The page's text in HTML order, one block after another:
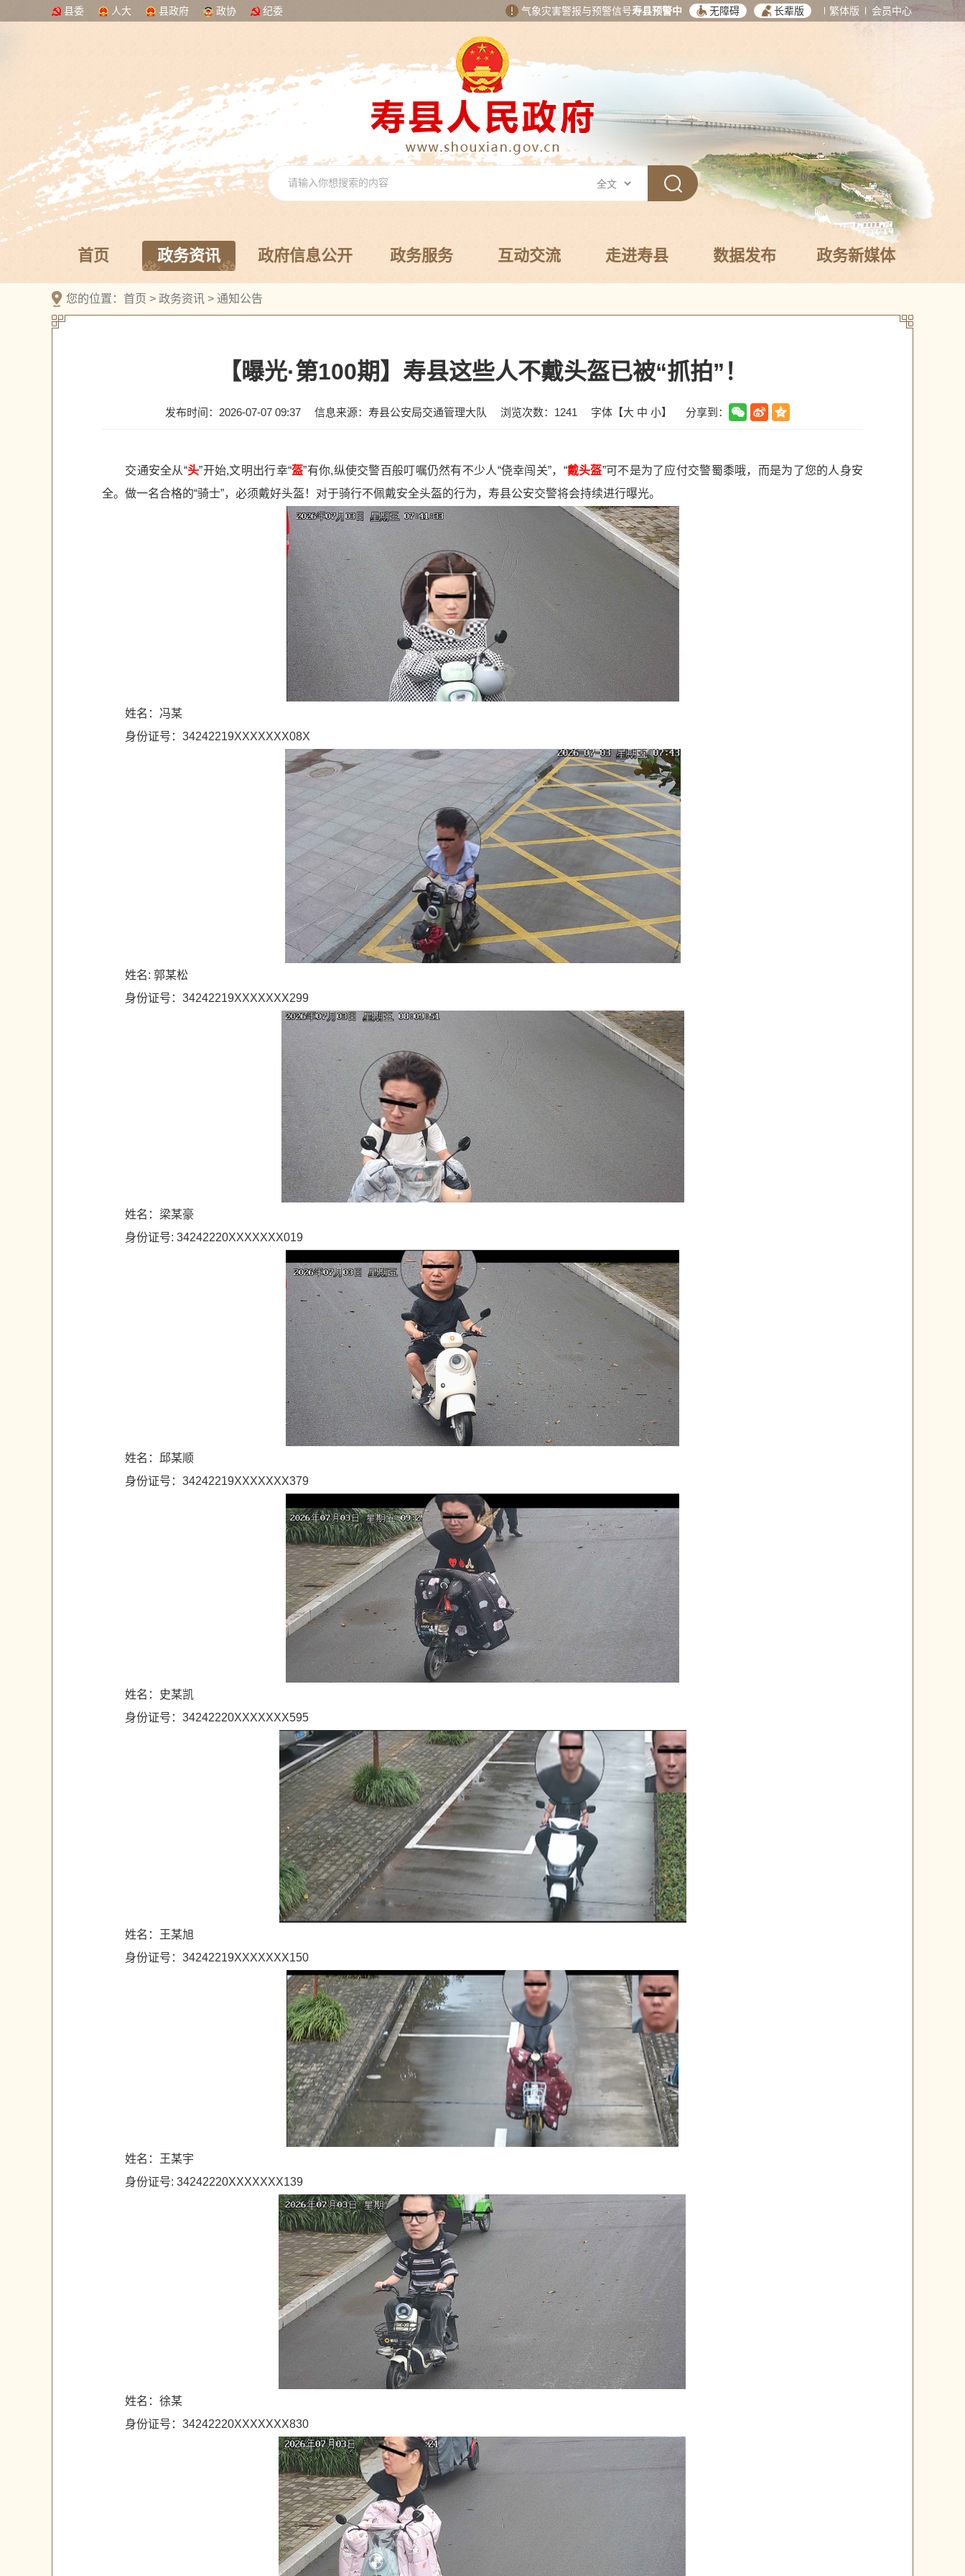
县委 人大 县政府 政协 纪委 气象灾害警报与预警信号寿县预警中 无障碍 长辈版 繁体版 会员中心
首页 政务资讯 政府信息公开 政务服务 互动交流 走进寿县 数据发布 政务新媒体
您的位置： 首页 > 政务资讯 > 通知公告
【曝光·第100期】寿县这些人不戴头盔已被“抓拍”！
发布时间：2026-07-07 09:37 信息来源：寿县公安局交通管理大队 浏览次数： 1241 字体【大 中 小】 分享到：
交通安全从“头”开始,文明出行幸“盔”有你,纵使交警百般叮嘱仍然有不少人“侥幸闯关”，“戴头盔”可不是为了应付交警蜀黍哦，而是为了您的人身安
全。做一名合格的“骑士”，必须戴好头盔！对于骑行不佩戴安全头盔的行为，寿县公安交警将会持续进行曝光。
姓名：冯某
身份证号：34242219XXXXXXX08X
姓名: 郭某松
身份证号：34242219XXXXXXX299
姓名：梁某豪
身份证号: 34242220XXXXXXX019
姓名：邱某顺
身份证号：34242219XXXXXXX379
姓名：史某凯
身份证号：34242220XXXXXXX595
姓名：王某旭
身份证号：34242219XXXXXXX150
姓名：王某宇
身份证号: 34242220XXXXXXX139
姓名：徐某
身份证号：34242220XXXXXXX830